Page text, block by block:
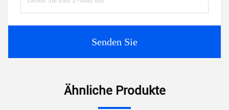
Senden Sie
Ähnliche Produkte